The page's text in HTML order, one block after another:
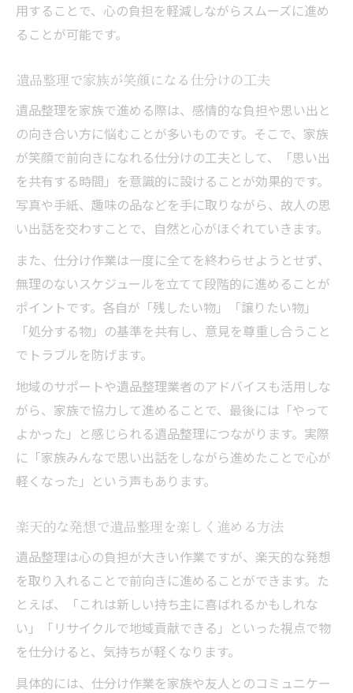
用することで、心の負担を軽減しながらスムーズに進め
ることが可能です。
遺品整理で家族が笑顔になる仕分けの工夫
遺品整理を家族で進める際は、感情的な負担や思い出と
の向き合い方に悩むことが多いものです。そこで、家族
が笑顔で前向きになれる仕分けの工夫として、「思い出
を共有する時間」を意識的に設けることが効果的です。
写真や手紙、趣味の品などを手に取りながら、故人の思
い出話を交わすことで、自然と心がほぐれていきます。
また、仕分け作業は一度に全てを終わらせようとせず、
無理のないスケジュールを立てて段階的に進めることが
ポイントです。各自が「残したい物」「譲りたい物」
「処分する物」の基準を共有し、意見を尊重し合うこと
でトラブルを防げます。
地域のサポートや遺品整理業者のアドバイスも活用しな
がら、家族で協力して進めることで、最後には「やって
よかった」と感じられる遺品整理につながります。実際
に「家族みんなで思い出話をしながら進めたことで心が
軽くなった」という声もあります。
楽天的な発想で遺品整理を楽しく進める方法
遺品整理は心の負担が大きい作業ですが、楽天的な発想
を取り入れることで前向きに進めることができます。た
とえば、「これは新しい持ち主に喜ばれるかもしれな
い」「リサイクルで地域貢献できる」といった視点で物
を仕分けると、気持ちが軽くなります。
具体的には、仕分け作業を家族や友人とのコミュニケー